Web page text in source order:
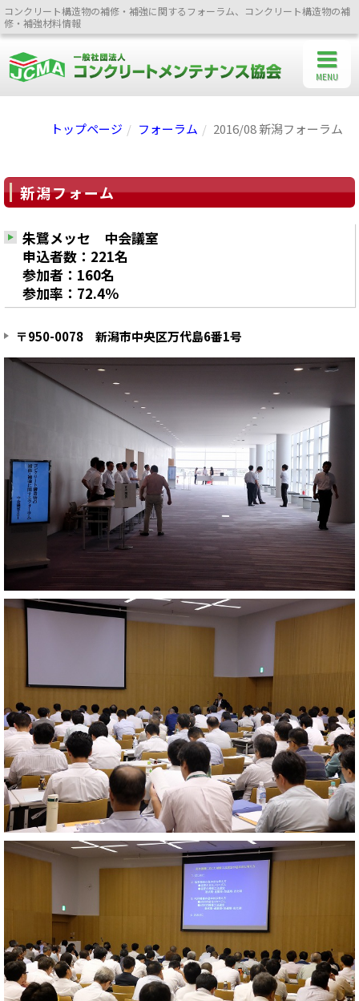
コンクリート構造物の補修・補強に関するフォーラム、コンクリート構造物の補
修・補強材料情報
トップページ フォーラム 2016/08 新潟フォーラム
新潟フォーム
朱鷺メッセ 中会議室
申込者数：221名
参加者：160名
参加率：72.4％
〒950-0078 新潟市中央区万代島6番1号
MENU